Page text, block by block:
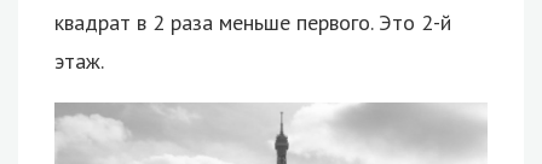
квадрат в 2 раза меньше первого. Это 2-й
этаж.